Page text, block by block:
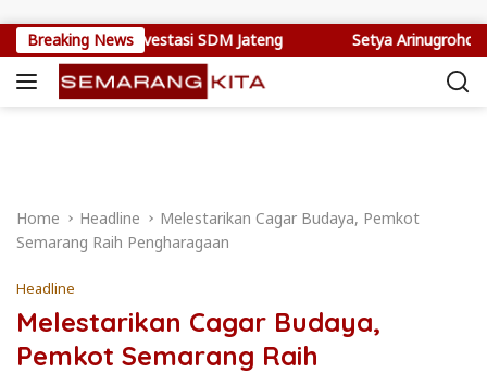
Breaking News
Jadi Investasi SDM Jateng Setya Arinugroho
Home Headline
Melestarikan Cagar Budaya, Pemkot
Semarang Raih Pengharagaan
Headline
Melestarikan Cagar Budaya,
Pemkot Semarang Raih